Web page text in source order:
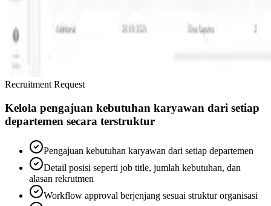
Recruitment Request
Kelola pengajuan kebutuhan karyawan dari setiap
departemen secara terstruktur
Pengajuan kebutuhan karyawan dari setiap departemen
Detail posisi seperti job title, jumlah kebutuhan, dan
alasan rekrutmen
Workflow approval berjenjang sesuai struktur organisasi